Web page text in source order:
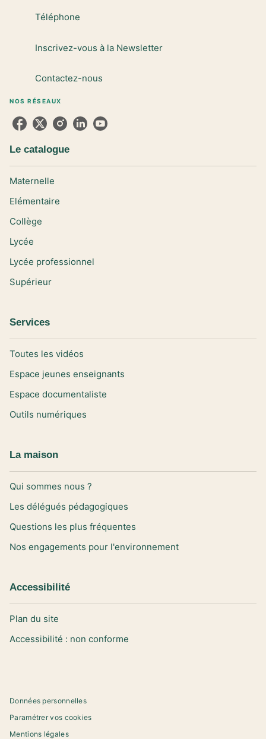
Téléphone
Inscrivez-vous à la Newsletter
Contactez-nous
NOS RÉSEAUX
Le catalogue
Maternelle
Elémentaire
Collège
Lycée
Lycée professionnel
Supérieur
Services
Toutes les vidéos
Espace jeunes enseignants
Espace documentaliste
Outils numériques
La maison
Qui sommes nous ?
Les délégués pédagogiques
Questions les plus fréquentes
Nos engagements pour l'environnement
Accessibilité
Plan du site
Accessibilité : non conforme
Données personnelles
Paramétrer vos cookies
Mentions légales